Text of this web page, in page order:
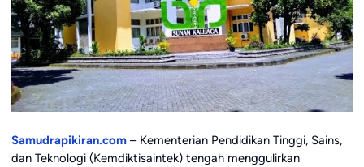
Samudrapikiran.com– Kementerian Pendidikan Tinggi, Sains,
dan Teknologi (Kemdiktisaintek) tengah menggulirkan